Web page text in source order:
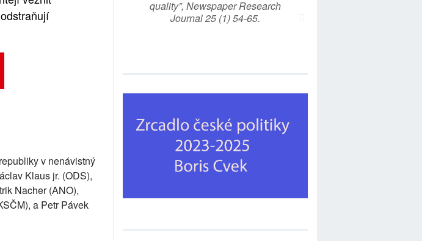
v nenávistný
Klaus jr. (ODS),
Nacher (ANO),
a Petr Pávek
quality”, Newspaper Research
Journal 25 (1) 54-65.